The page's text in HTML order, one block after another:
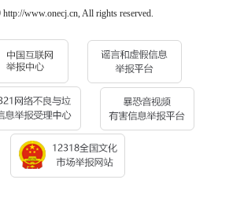
http://www.onecj.cn, All rights reserved.